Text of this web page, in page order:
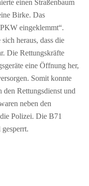
einen Straßenbaum
Birke. Das
eingeklemmt“.
heraus, dass die
Die Rettungskräfte
eine Öffnung her,
Somit konnte
den Rettungsdienst und
neben den
Polizei. Die B71